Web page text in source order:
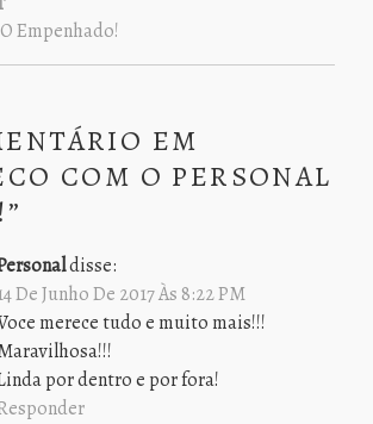
Empenhado!
EM
COM O PERSONAL
”
disse:
De Junho De 2017 Às 8:22 PM
merece tudo e muito mais!!!
por dentro e por fora!